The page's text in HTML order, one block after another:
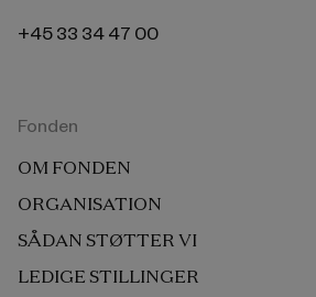
+45 33 34 47 00
Fonden
OM FONDEN
ORGANISATION
SÅDAN STØTTER VI
LEDIGE STILLINGER